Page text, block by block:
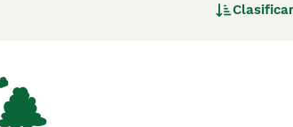
Físicamente, el Perro Lobo
temprana. No es recomendable para
para personas con experiencia que
importantes en su búsqueda son: "perro
de lobo". En resumen, el